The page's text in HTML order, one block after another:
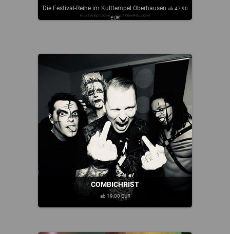
Die Festival-Reihe im Kulttempel Oberhausen ab 47,90
EUR
COMBICHRIST
ab 19,00 EUR